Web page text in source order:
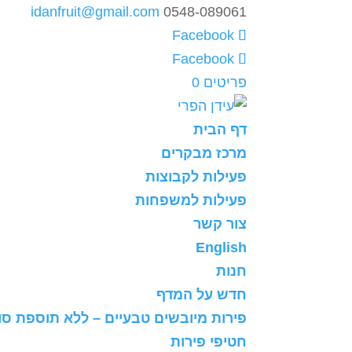
0548-089061
idanfruit@gmail.com
‏Facebook
‏Facebook
פריטים 0
דף הבית
מרכז מבקרים
פעילות לקבוצות
פעילות למשפחות
צור קשר
English
חנות
חדש על המדף
פירות מיובשים טבעיים – ללא תוספת
חטיפי פירות